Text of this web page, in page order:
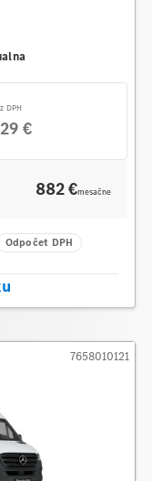
DPH
€
882 €mesačne
Odpočet DPH
7658010121